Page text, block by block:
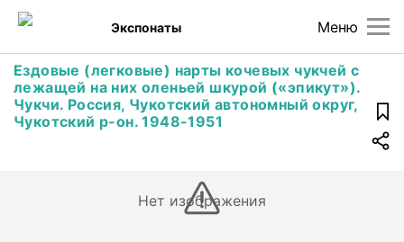
Меню
Экспонаты
Ездовые (легковые) нарты кочевых чукчей с
лежащей на них оленьей шкурой («эпикут»).
Чукчи. Россия, Чукотский автономный округ,
Чукотский р-он. 1948-1951
Нет изображения